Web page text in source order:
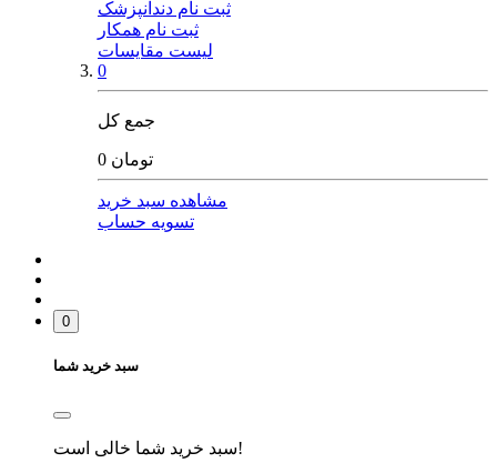
ثبت نام دندانپزشک
ثبت نام همکار
لیست مقایسات
0
جمع کل
0 تومان
مشاهده سبد خرید
تسویه حساب
0
سبد خرید شما
سبد خرید شما خالی است!